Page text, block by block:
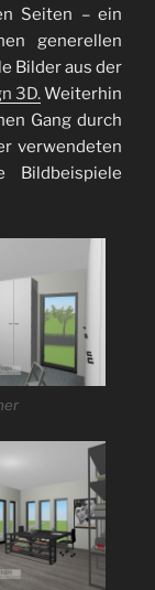
Seiten – ein
generellen
Bilder aus der
3D.Weiterhin
Gang durch
verwendeten
Bildbeispiele